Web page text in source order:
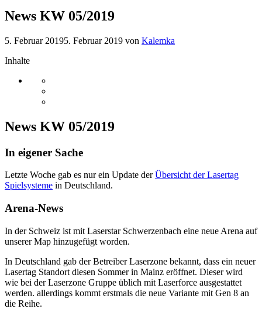
News KW 05/2019
5. Februar 20195. Februar 2019 von Kalemka
Inhalte
News KW 05/2019
In eigener Sache
Letzte Woche gab es nur ein Update derÜbersicht der Lasertag
Spielsysteme in Deutschland.
Arena-News
In der Schweiz ist mit Laserstar Schwerzenbach eine neue Arena auf
unserer Map hinzugefügt worden.
In Deutschland gab der Betreiber Laserzone bekannt, dass ein neuer
Lasertag Standort diesen Sommer in Mainz eröffnet. Dieser wird
wie bei der Laserzone Gruppe üblich mit Laserforce ausgestattet
werden. allerdings kommt erstmals die neue Variante mit Gen 8 an
die Reihe.